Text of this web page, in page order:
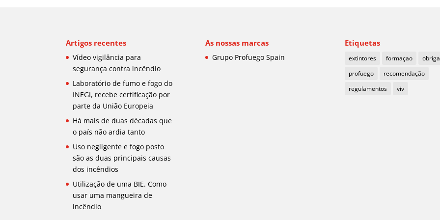
Artigos recentes
Vídeo vigilância para
segurança contra incêndio
Laboratório de fumo e fogo do
INEGI, recebe certificação por
parte da União Europeia
Há mais de duas décadas que
o país não ardia tanto
Uso negligente e fogo posto
são as duas principais causas
dos incêndios
Utilização de uma BIE. Como
usar uma mangueira de
incêndio
As nossas marcas
Grupo Profuego Spain
Etiquetas
extintores formaçao
profuego
recomendação
regulamentos
viv